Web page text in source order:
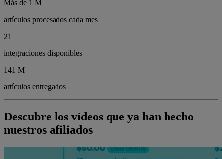
Más de 1 M
artículos procesados cada mes
21
integraciones disponibles
141 M
artículos entregados
Descubre los vídeos que ya han hecho
nuestros afiliados